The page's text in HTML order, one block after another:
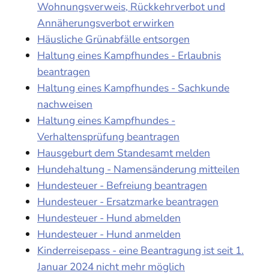
Wohnungsverweis, Rückkehrverbot und
Annäherungsverbot erwirken
Häusliche Grünabfälle entsorgen
Haltung eines Kampfhundes - Erlaubnis
beantragen
Haltung eines Kampfhundes - Sachkunde
nachweisen
Haltung eines Kampfhundes -
Verhaltensprüfung beantragen
Hausgeburt dem Standesamt melden
Hundehaltung - Namensänderung mitteilen
Hundesteuer - Befreiung beantragen
Hundesteuer - Ersatzmarke beantragen
Hundesteuer - Hund abmelden
Hundesteuer - Hund anmelden
Kinderreisepass - eine Beantragung ist seit 1.
Januar 2024 nicht mehr möglich